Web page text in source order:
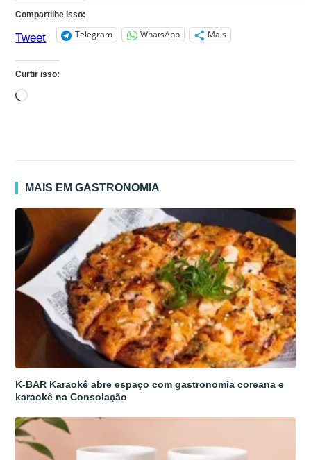
Compartilhe isso:
Tweet Telegram WhatsApp Mais
Curtir isso:
Carregando...
MAIS EM GASTRONOMIA
K-BAR Karaokê abre espaço com gastronomia coreana e
karaokê na Consolação